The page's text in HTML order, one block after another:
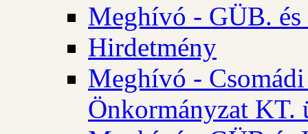
Meghívó - GÜB.
Hirdetmény
Meghívó -
Önkormányzat KT.